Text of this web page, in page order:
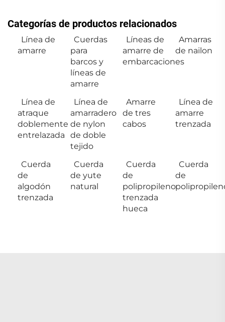
Categorías de productos relacionados
Línea de
amarre
Cuerdas
para
barcos y
líneas de
amarre
Líneas de
amarre de
embarcaciones
Amarras
de nailon
Línea de
atraque
doblemente
entrelazada
Línea de
amarradero
de nylon
de doble
tejido
Amarre
de tres
cabos
Línea de
amarre
trenzada
Cuerda
de
algodón
trenzada
Cuerda
de yute
natural
Cuerda
de
polipropileno
trenzada
hueca
Cuerda
de